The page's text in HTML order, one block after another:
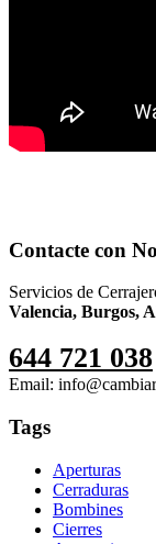
Contacte con
Servicios de
Valencia, Burgos,
644 721 038
Email:
Tags
Aperturas
Cerraduras
Bombines
Cierres